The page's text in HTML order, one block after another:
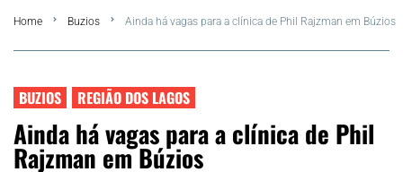
FLA Araru 2026
Região dos Lagos
Home Buzios Ainda há vagas para a clínica de Phil Rajzman em Búzios
BUZIOS REGIÃO DOS LAGOS
Ainda há vagas para a clínica de Phil
Rajzman em Búzios